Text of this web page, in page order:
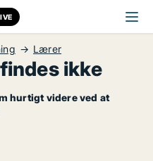
Lærer
ikke
hurtigt videre ved at